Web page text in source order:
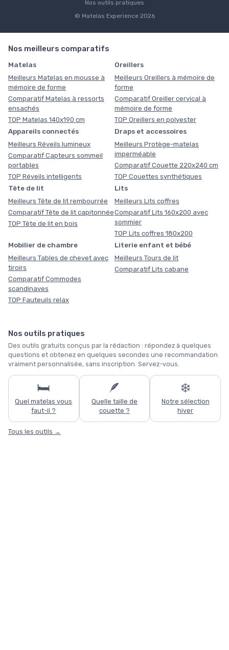
Nos outils pratiques
© Matelas Experience 2026
Nos meilleurs comparatifs
Matelas
Meilleurs Matelas en mousse à
mémoire de forme
Comparatif Matelas à ressorts
ensachés
TOP Matelas 140x190 cm
Oreillers
Meilleurs Oreillers à mémoire de
forme
Comparatif Oreiller cervical à
mémoire de forme
TOP Oreillers en polyester
Appareils connectés
Meilleurs Réveils lumineux
Comparatif Capteurs sommeil
portables
TOP Réveils intelligents
Draps et accessoires
Meilleurs Protège-matelas
imperméable
Comparatif Couette 220x240 cm
TOP Couettes synthétiques
Tête de lit
Meilleurs Tête de lit rembourrée
Comparatif Tête de lit capitonnée
TOP Tête de lit en bois
Lits
Meilleurs Lits coffres
Comparatif Lits 160x200 avec
sommier
TOP Lits coffres 180x200
Mobilier de chambre
Meilleurs Tables de chevet avec
tiroirs
Comparatif Commodes
scandinaves
TOP Fauteuils relax
Literie enfant et bébé
Meilleurs Tours de lit
Comparatif Lits cabane
Nos outils pratiques
Des outils gratuits conçus par la rédaction : répondez à quelques
questions et obtenez en quelques secondes une recommandation
vraiment personnalisée, sans inscription. Servez-vous.
🛏️
Quel matelas vous
faut-il ?
🪶
Quelle taille de
couette ?
❄️
Notre sélection
hiver
Tous les outils →